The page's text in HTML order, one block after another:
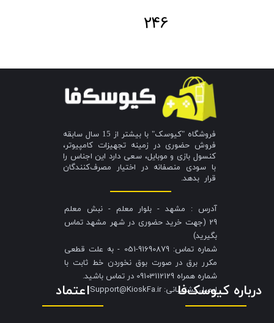
246
فروشگاه "کیوسک" با بیشتر از 15 سال سابقه
فروش حضوری در زمینه تجهیزات کامپیوتر،
کنسول بازی و موبایل، سعی دارد این اجناس را
با سودی منصفانه در اختیار مصرف‌کنندگان
قرار بدهد.
آدرس : مشهد - بلوار معلم - نبش معلم
29 (جهت خرید حضوری در شهر مشهد تماس
بگیرید)
شماره تماس: 91690879-051 - به علت قطعی
مکرر برق در صورت بوق نخوردن خط ثابت با
شماره همراه 09103112129 در تماس باشید.
​​​​​​​ایمیل پشتیبانی: Support@KioskFa.ir
اعتماد درباره کیوسک‌فا